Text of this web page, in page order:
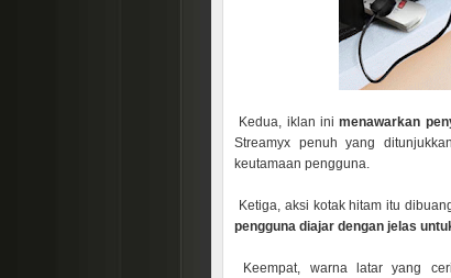
Kedua, iklan inimenawarkan
Streamyx penuh yang
keutamaan pengguna.
Ketiga, aksi kotak hitam itu
pengguna diajar dengan jelas
Keempat, warna latar yang